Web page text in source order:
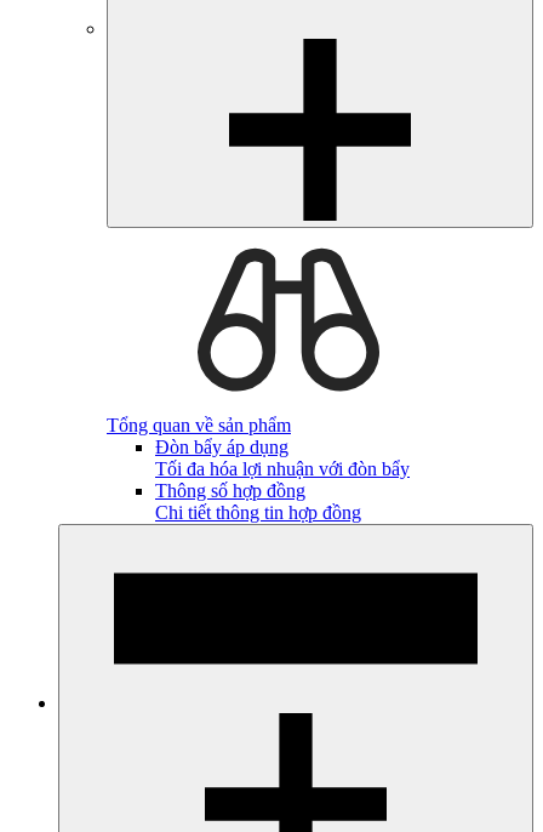
Tổng quan về sản phẩm
Đòn bẩy áp dụng
Tối đa hóa lợi nhuận với đòn bẩy
Thông số hợp đồng
Chi tiết thông tin hợp đồng